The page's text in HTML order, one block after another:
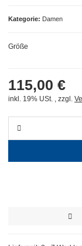
Kategorie Damen
Größe
115,00 €
inkl. 19% USt. , zzgl.